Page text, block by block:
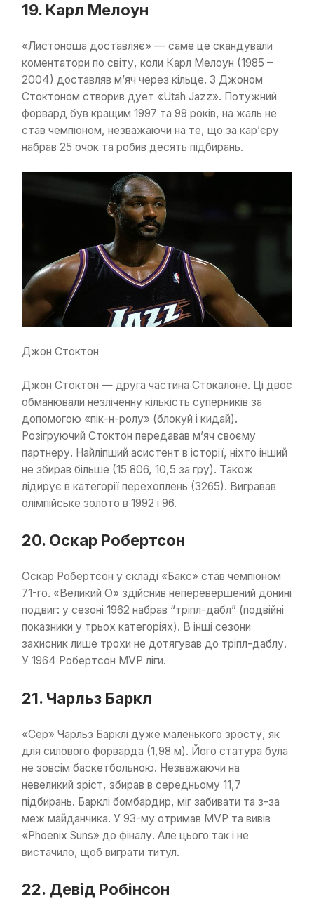
19. Карл Мелоун
«Листоноша доставляє» — саме це скандували
коментатори по світу, коли Карл Мелоун (1985 –
2004) доставляв м’яч через кільце. З Джоном
Стоктоном створив дует «Utah Jazz». Потужний
форвард був кращим 1997 та 99 років, на жаль не
став чемпіоном, незважаючи на те, що за кар’єру
набрав 25 очок та робив десять підбирань.
Джон Стоктон
Джон Стоктон — друга частина Стокалоне. Ці двоє
обманювали незліченну кількість суперників за
допомогою «пік-н-ролу» (блокуй і кидай).
Розігруючий Стоктон передавав м’яч своєму
партнеру. Найліпший асистент в історії, ніхто інший
не збирав більше (15 806, 10,5 за гру). Також
лідирує в категорії перехоплень (3265). Вигравав
олімпійське золото в 1992 і 96.
20. Оскар Робертсон
Оскар Робертсон у складі «Бакс» став чемпіоном
71-го. «Великий О» здійснив неперевершений донині
подвиг: у сезоні 1962 набрав “тріпл-дабл” (подвійні
показники у трьох категоріях). В інші сезони
захисник лише трохи не дотягував до тріпл-даблу.
У 1964 Робертсон MVP ліги.
21. Чарльз Баркл
«Сер» Чарльз Барклі дуже маленького зросту, як
для силового форварда (1,98 м). Його статура була
не зовсім баскетбольною. Незважаючи на
невеликий зріст, збирав в середньому 11,7
підбирань. Барклі бомбардир, міг забивати та з-за
меж майданчика. У 93-му отримав MVP та вивів
«Phoenix Suns» до фіналу. Але цього так і не
вистачило, щоб виграти титул.
22. Девід Робінсон